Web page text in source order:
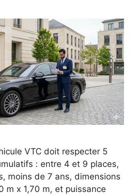
VTC doit respecter 5
: entre 4 et 9 places,
moins de 7 ans, dimensions
m x 1,70 m, et puissance